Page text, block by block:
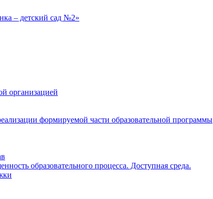
– детский сад №2»
организацией
формируемой части образовательной программы
образовательного процесса. Доступная среда.